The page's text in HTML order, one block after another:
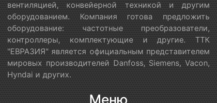
вентиляцией, конвейерной техникой и другим
оборудованием. Компания готова предложить
оборудование: частотные преобразователи,
контроллеры, комплектующие и другие. ТТК
"ЕВРАЗИЯ" является официальным представителем
мировых производителей Danfoss, Siemens, Vacon,
Hyndai и других.